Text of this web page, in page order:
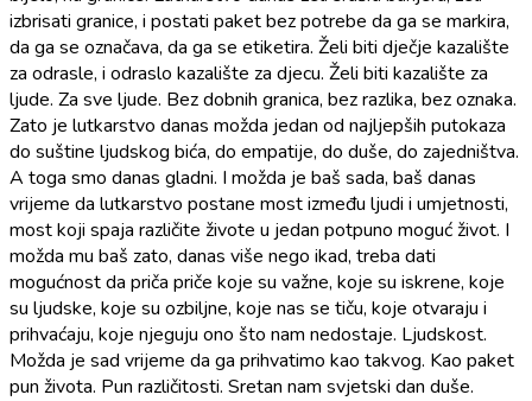
izbrisati granice, i postati paket bez potrebe da ga se markira,
da ga se označava, da ga se etiketira. Želi biti dječje kazalište
za odrasle, i odraslo kazalište za djecu. Želi biti kazalište za
ljude. Za sve ljude. Bez dobnih granica, bez razlika, bez oznaka.
Zato je lutkarstvo danas možda jedan od najljepših putokaza
do suštine ljudskog bića, do empatije, do duše, do zajedništva.
A toga smo danas gladni. I možda je baš sada, baš danas
vrijeme da lutkarstvo postane most između ljudi i umjetnosti,
most koji spaja različite živote u jedan potpuno moguć život. I
možda mu baš zato, danas više nego ikad, treba dati
mogućnost da priča priče koje su važne, koje su iskrene, koje
su ljudske, koje su ozbiljne, koje nas se tiču, koje otvaraju i
prihvaćaju, koje njeguju ono što nam nedostaje. Ljudskost.
Možda je sad vrijeme da ga prihvatimo kao takvog. Kao paket
pun života. Pun različitosti. Sretan nam svjetski dan duše.